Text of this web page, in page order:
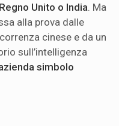
Unito o India . Ma
alla prova dalle
cinese e da un
sull’intelligenza
simbolo